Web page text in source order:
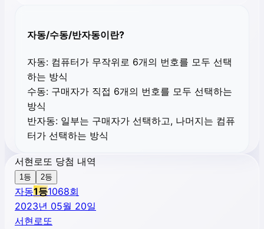
자동/수동/반자동이란?
자동: 컴퓨터가 무작위로 6개의 번호를 모두 선택
하는 방식
수동: 구매자가 직접 6개의 번호를 모두 선택하는
방식
반자동: 일부는 구매자가 선택하고, 나머지는 컴퓨
터가 선택하는 방식
서현로또 당첨 내역
1등 2등
자동1등1068회
2023년 05월 20일
서현로또